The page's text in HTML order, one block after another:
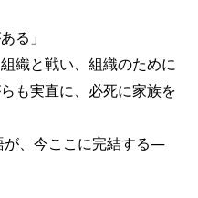
る」
織と戦い、組織のために
も実直に、必死に家族を
が、今ここに完結する―